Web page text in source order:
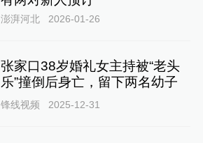
澎湃河北 2026-01-26
张家口38岁婚礼女主持被“老头
乐”撞倒后身亡，留下两名幼子
锋线视频 2025-12-31